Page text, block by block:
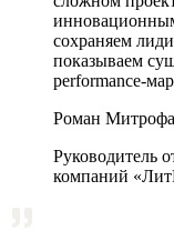
сохраняем
показываем
performance-
Роман
Руководитель
компаний